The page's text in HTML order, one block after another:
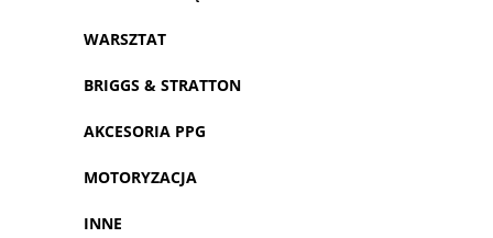
WARSZTAT
BRIGGS & STRATTON
AKCESORIA PPG
MOTORYZACJA
INNE